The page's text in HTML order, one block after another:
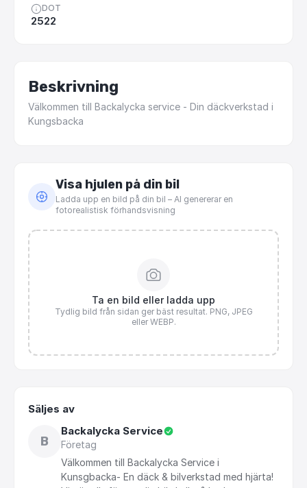
DOT
2522
Beskrivning
Välkommen till Backalycka service - Din däckverkstad i
Kungsbacka
Visa hjulen på din bil
Ladda upp en bild på din bil – AI genererar en
fotorealistisk förhandsvisning
Ta en bild eller ladda upp
Tydlig bild från sidan ger bäst resultat. PNG, JPEG
eller WEBP.
Säljes av
B
Backalycka Service
Företag
Välkommen till Backalycka Service i
Kunsgbacka- En däck & bilverkstad med hjärta!